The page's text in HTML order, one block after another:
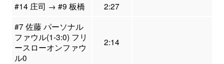
#14 庄司 → #9 板橋
2:27
#7 佐藤 パーソナル
ファウル(1-3:0) フリ
ースローオンファウ
ル0
2:14